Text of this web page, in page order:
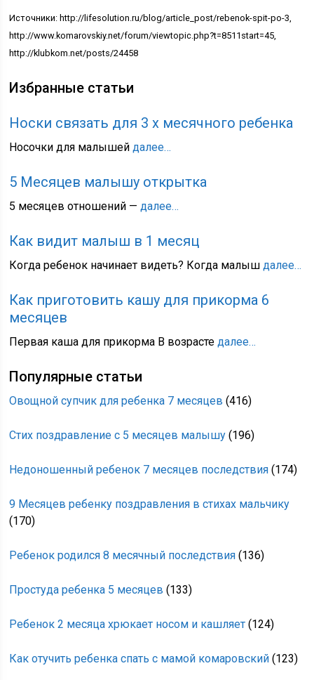
Источники: http://lifesolution.ru/blog/article_post/rebenok-spit-po-3,
http://www.komarovskiy.net/forum/viewtopic.php?t=8511start=45,
http://klubkom.net/posts/24458
Избранные статьи
Носки связать для 3 х месячного ребенка
Носочки для малышейдалее…
5 Месяцев малышу открытка
5 месяцев отношений —далее…
Как видит малыш в 1 месяц
Когда ребенок начинает видеть? Когда малышдалее…
Как приготовить кашу для прикорма 6
месяцев
Первая каша для прикорма В возрастедалее…
Популярные статьи
Овощной супчик для ребенка 7 месяцев (416)
Стих поздравление с 5 месяцев малышу (196)
Недоношенный ребенок 7 месяцев последствия (174)
9 Месяцев ребенку поздравления в стихах мальчику
(170)
Ребенок родился 8 месячный последствия (136)
Простуда ребенка 5 месяцев (133)
Ребенок 2 месяца хрюкает носом и кашляет (124)
Как отучить ребенка спать с мамой комаровский (123)